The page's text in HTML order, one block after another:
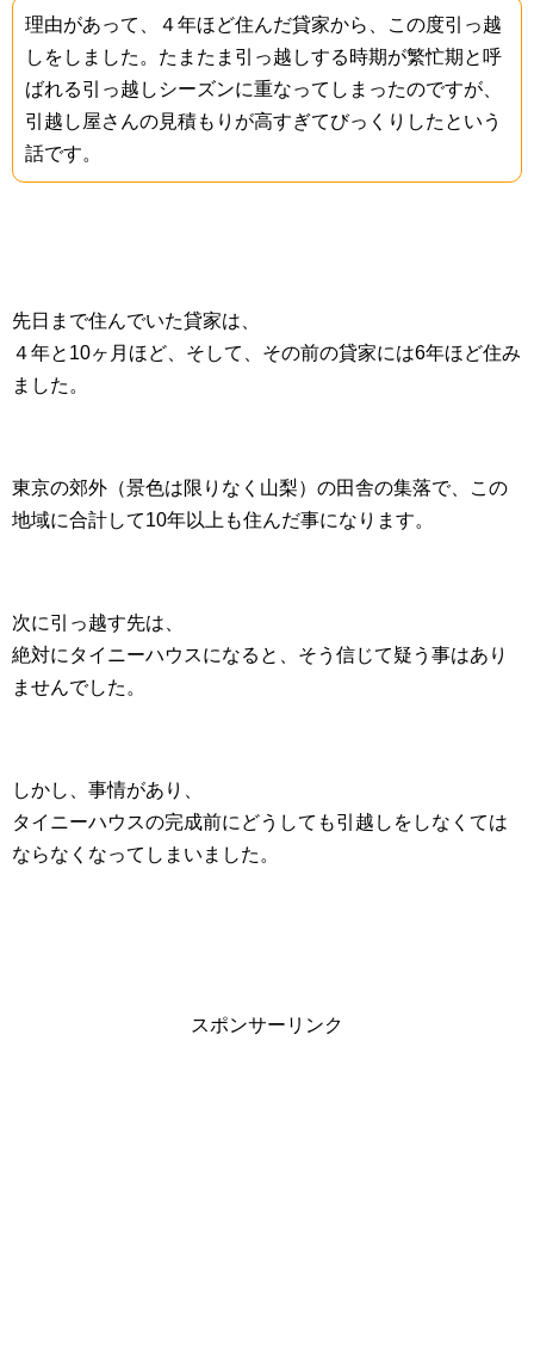
理由があって、４年ほど住んだ貸家から、この度引っ越
しをしました。たまたま引っ越しする時期が繁忙期と呼
ばれる引っ越しシーズンに重なってしまったのですが、
引越し屋さんの見積もりが高すぎてびっくりしたという
話です。
先日まで住んでいた貸家は、
４年と10ヶ月ほど、そして、その前の貸家には6年ほど住み
ました。
東京の郊外（景色は限りなく山梨）の田舎の集落で、この
地域に合計して10年以上も住んだ事になります。
次に引っ越す先は、
絶対にタイニーハウスになると、そう信じて疑う事はあり
ませんでした。
しかし、事情があり、
タイニーハウスの完成前にどうしても引越しをしなくては
ならなくなってしまいました。
スポンサーリンク